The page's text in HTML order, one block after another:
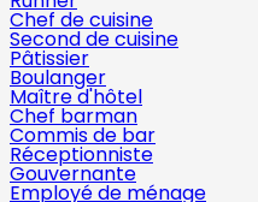
Chef de cuisine
Second de cuisine
Pâtissier
Boulanger
Maître d'hôtel
Chef barman
Commis de bar
Réceptionniste
Gouvernante
Employé de ménage